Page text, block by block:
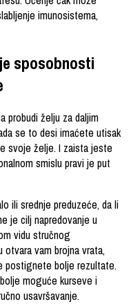
imunosistema,
sposobnosti
probudi želju za daljim
se to desi imaćete utisak
svoje želje. I zaista jeste
smislu pravi je put
ili srednje preduzeće, da li
je cilj napredovanje u
vidu stručnog
otvara vam brojna vrata,
postignete bolje rezultate.
moguće kurseve i
usavršavanje.